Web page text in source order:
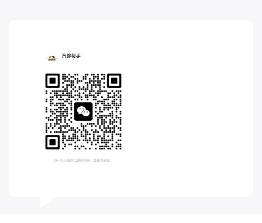
长安-跨越
D
DS
DS
DS-进口
东南